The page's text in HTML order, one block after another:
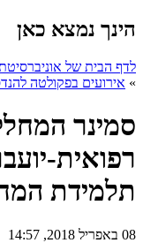
הינך נמצא כאן
לדף הבית של
» אירועים בפקולטה
סמינר
רפואית-
תלמידת
08 באפריל 2018, 14:57